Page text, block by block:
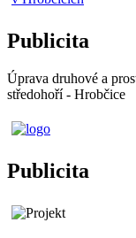
Publicita
Úprava druhové a
středohoří - Hrobčice
Publicita